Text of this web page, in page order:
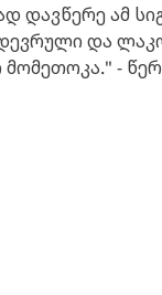
დავწერე ამ
და
მომეთოკა." -